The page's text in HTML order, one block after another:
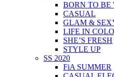
BORN TO BE
CASUAL
GLAM &
LIFE IN
SHE’S FRESH
STYLE UP
SS 2020
FiA SUMMER